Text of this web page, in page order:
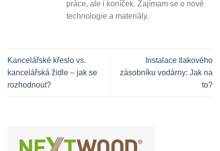
práce, ale i koníček. Zajímam se o nové
technologie a materiály.
Kancelářské křeslo vs.
kancelářská židle – jak se
rozhodnout?
Instalace tlakového
zásobníku vodárny: Jak na
to?